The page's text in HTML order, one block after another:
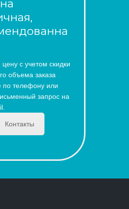
с учетом скидки
объема заказа
по телефону или
запрос на
Контакты